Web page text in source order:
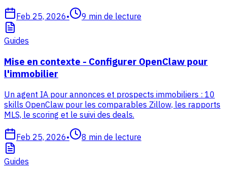
Feb 25, 2026• 9 min de lecture
Guides
Mise en contexte - Configurer OpenClaw pour
l'immobilier
Un agent IA pour annonces et prospects immobiliers : 10
skills OpenClaw pour les comparables Zillow, les rapports
MLS, le scoring et le suivi des deals.
Feb 25, 2026• 8 min de lecture
Guides